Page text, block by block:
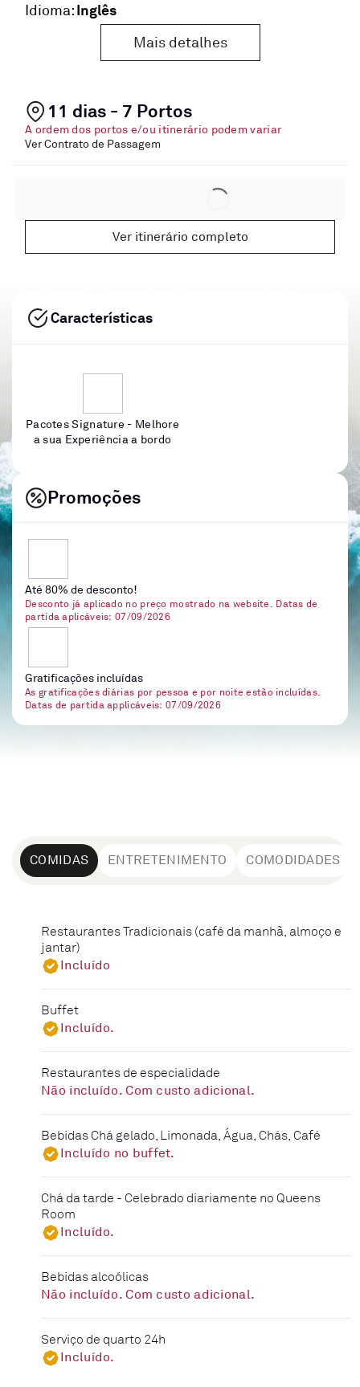
Idioma:Inglês
Mais detalhes
11 dias - 7 Portos
A ordem dos portos e/ou itinerário podem variar
Ver Contrato de Passagem
Ver itinerário completo
Características
Pacotes Signature - Melhore
a sua Experiência a bordo
Promoções
Até 80% de desconto!
Desconto já aplicado no preço mostrado na website. Datas de
partida aplicáveis: 07/09/2026
Gratificações incluídas
As gratificações diárias por pessoa e por noite estão incluídas.
Datas de partida applicáveis: 07/09/2026
COMIDAS ENTRETENIMENTO COMODIDADES
Restaurantes Tradicionais (café da manhã, almoço e
jantar)
Incluído
Buffet
Incluído.
Restaurantes de especialidade
Não incluído. Com custo adicional.
Bebidas Chá gelado, Limonada, Água, Chás, Café
Incluído no buffet.
Chá da tarde - Celebrado diariamente no Queens
Room
Incluído.
Bebidas alcoólicas
Não incluído. Com custo adicional.
Serviço de quarto 24h
Incluído.